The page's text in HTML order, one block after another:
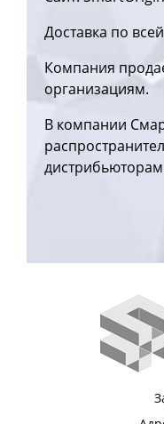
Доставка по
Компания
организациям.
В компании